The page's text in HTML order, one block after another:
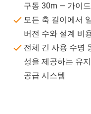
구동 30m — 가이
모든 축 길이에서
버전 수와 설계 비
전체 긴 사용 수명
성을 제공하는 유
공급 시스템